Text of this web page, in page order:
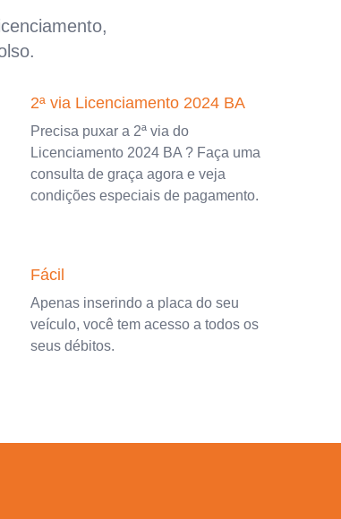
2ª via Licenciamento 2024 BA
Precisa puxar a 2ª via do
Licenciamento 2024 BA ? Faça uma
consulta de graça agora e veja
condições especiais de pagamento.
Fácil
Apenas inserindo a placa do seu
veículo, você tem acesso a todos os
seus débitos.